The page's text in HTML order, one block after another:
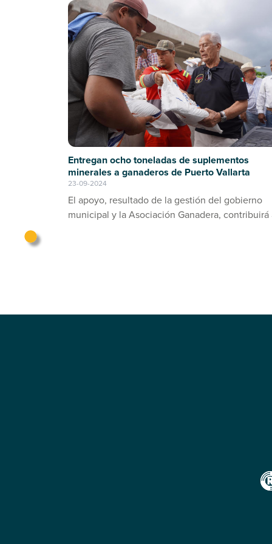
Entregan ocho toneladas de suplementos
minerales a ganaderos de Puerto Vallarta
23-09-2024
El apoyo, resultado de la gestión del gobierno
municipal y la Asociación Ganadera, contribuirá